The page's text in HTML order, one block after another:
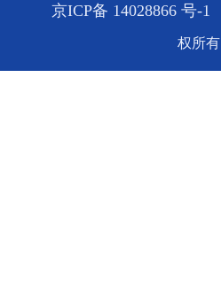
京ICP备 14028866 号-1
权所有